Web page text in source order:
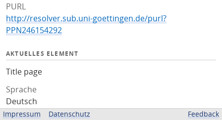
PURL
http://resolver.sub.uni-goettingen.de/purl?
PPN246154292
AKTUELLES ELEMENT
Title page
Sprache
Deutsch
Impressum Datenschutz Feedback